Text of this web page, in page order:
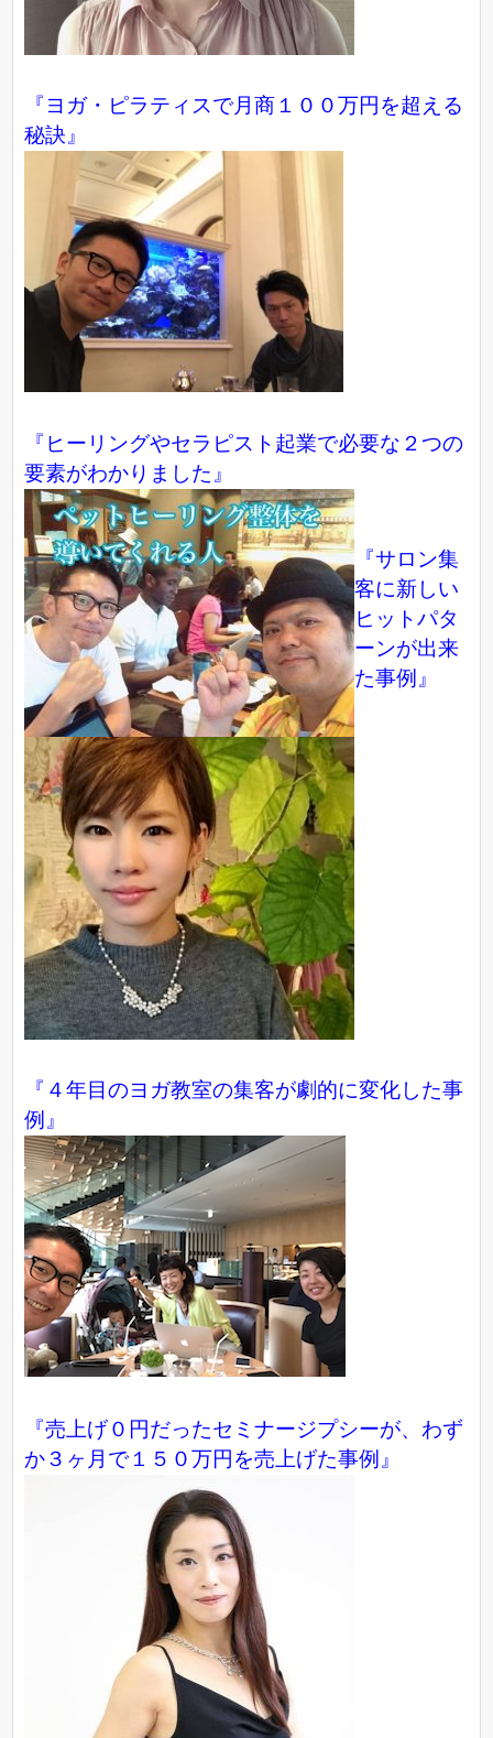
『ヨガ・ピラティスで月商１００万円を超える
秘訣』
『ヒーリングやセラピスト起業で必要な２つの
要素がわかりました』
『サロン集
客に新しい
ヒットパタ
ーンが出来
た事例』
『４年目のヨガ教室の集客が劇的に変化した事
例』
『売上げ０円だったセミナージプシーが、わず
か３ヶ月で１５０万円を売上げた事例』